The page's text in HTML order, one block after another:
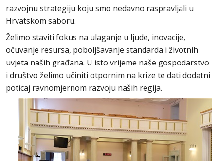
razvojnu strategiju koju smo nedavno raspravljali u
Hrvatskom saboru.
Želimo staviti fokus na ulaganje u ljude, inovacije,
očuvanje resursa, poboljšavanje standarda i životnih
uvjeta naših građana. U isto vrijeme naše gospodarstvo
i društvo želimo učiniti otpornim na krize te dati dodatni
poticaj ravnomjernom razvoju naših regija.